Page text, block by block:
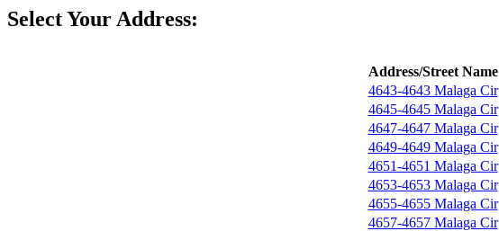
Select Your Address:
Address/Street Name
4643-4643 Malaga Cir
4645-4645 Malaga Cir
4647-4647 Malaga Cir
4649-4649 Malaga Cir
4651-4651 Malaga Cir
4653-4653 Malaga Cir
4655-4655 Malaga Cir
4657-4657 Malaga Cir